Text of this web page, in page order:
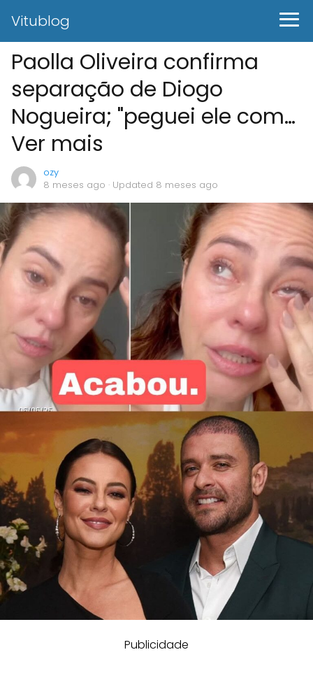
Vitublog
Paolla Oliveira confirma
separação de Diogo
Nogueira; "peguei ele com…
Ver mais
ozy
8 meses ago · Updated 8 meses ago
Publicidade